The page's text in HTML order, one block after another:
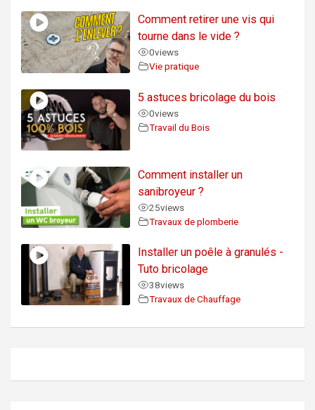
Comment retirer une vis qui
tourne dans le vide ?
0views
Vie pratique
5 astuces bricolage du bois
0views
Travail du Bois
Comment installer un
sanibroyeur ?
25views
Travaux de plomberie
Installer un poêle à granulés -
Tuto bricolage
38views
Travaux de Chauffage